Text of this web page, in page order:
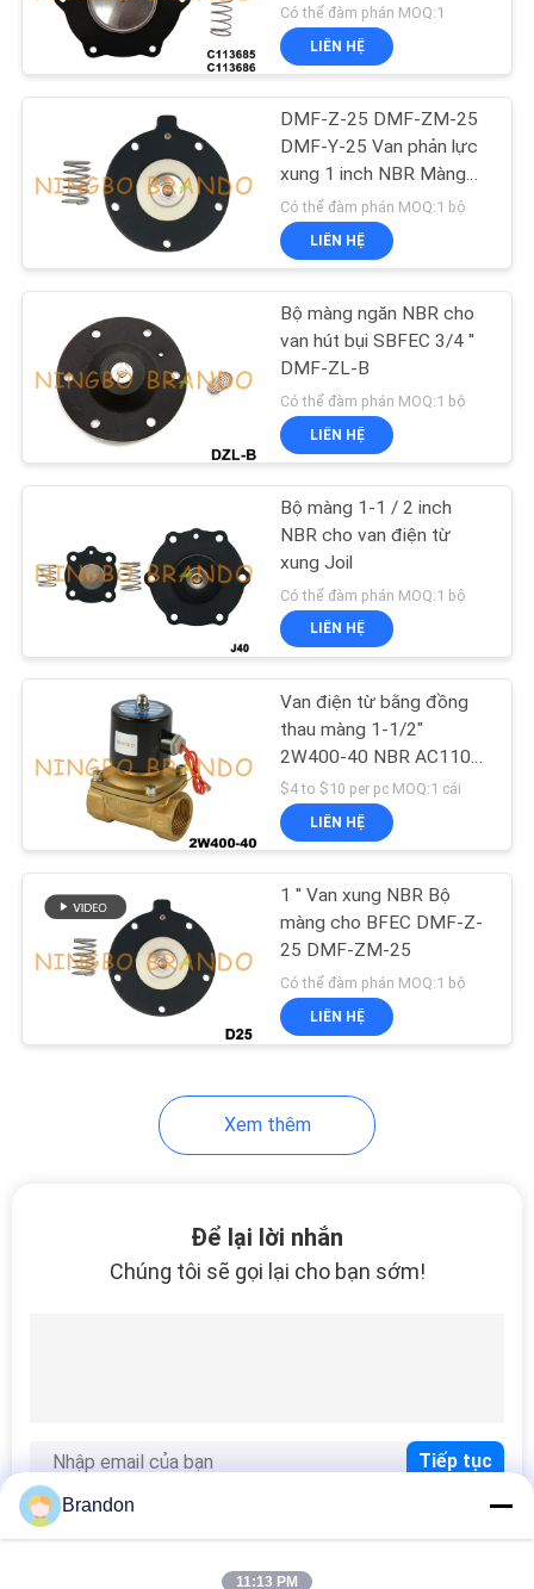
YÊU
CẦU
ĐẶT
GIÁ
COMPANY
NEWS
SƠ
TRANG
CHÍNH
BẢO
Có thể đàm phán MOQ:1
LIÊN HỆ
DMF-Z-25 DMF-ZM-25
DMF-Y-25 Van phản lực
xung 1 inch NBR Màng
chắn
Có thể đàm phán MOQ:1 bộ
LIÊN HỆ
Bộ màng ngăn NBR cho
van hút bụi SBFEC 3/4 ''
DMF-ZL-B
Có thể đàm phán MOQ:1 bộ
LIÊN HỆ
Bộ màng 1-1 / 2 inch
NBR cho van điện từ
xung Joil
Có thể đàm phán MOQ:1 bộ
LIÊN HỆ
Van điện từ bằng đồng
thau màng 1-1/2"
2W400-40 NBR AC110V
DC12V
$4 to $10 per pc MOQ:1 cái
LIÊN HỆ
1 '' Van xung NBR Bộ
màng cho BFEC DMF-Z-
25 DMF-ZM-25
Có thể đàm phán MOQ:1 bộ
LIÊN HỆ
Xem thêm
Để lại lời nhắn
Chúng tôi sẽ gọi lại cho bạn sớm!
Brandon
11:13 PM